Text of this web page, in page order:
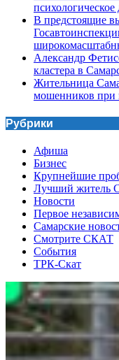
психологическое
В предстоящие
Александр
кластера в
Жительница
мошенников при
Рубрики
Афиша
Бизнес
Крупнейшие
Лучший житель
Новости
Первое
Самарские
Смотрите СКАТ
События
ТРК-Скат